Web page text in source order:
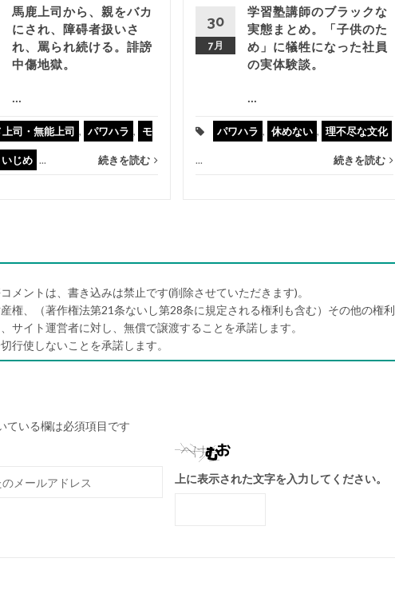
馬鹿上司から、親をバカ
にされ、障碍者扱いさ
れ、罵られ続ける。誹謗
中傷地獄。
...
司・無能上司 , パワハラ , モ
じめ ... 続きを読む
30
7月
学習塾講師のブラックな
実態まとめ。「子供のた
め」に犠牲になった社員
の実体験談。
...
パワハラ , 休めない , 理不尽な文化
... 続きを読む
ントは、書き込みは禁止です(削除させていただきます)。
権、（著作権法第21条ないし第28条に規定される権利も含む）その他の権利
イト運営者に対し、無償で譲渡することを承諾します。
行使しないことを承諾します。
ている欄は必須項目です
上に表示された文字を入力してください。